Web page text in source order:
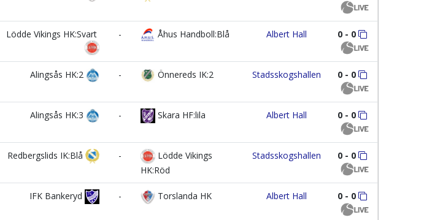
Lödde Vikings HK:Svart - Åhus Handboll:Blå Albert Hall 0 - 0
Alingsås HK:2 - Önnereds IK:2 Stadsskogshallen 0 - 0
Alingsås HK:3 - Skara HF:lila Albert Hall 0 - 0
Redbergslids IK:Blå -
Lödde Vikings
HK:Röd
Stadsskogshallen 0 - 0
IFK Bankeryd - Torslanda HK Albert Hall 0 - 0